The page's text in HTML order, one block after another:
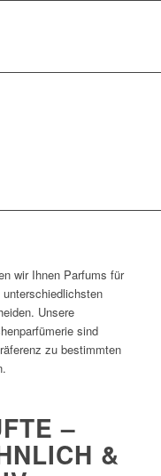
wir Ihnen Parfums für
Unsere
sind
zu bestimmten
–
& E